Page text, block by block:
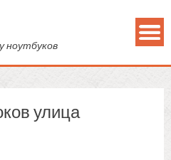
ноутбуков
улица